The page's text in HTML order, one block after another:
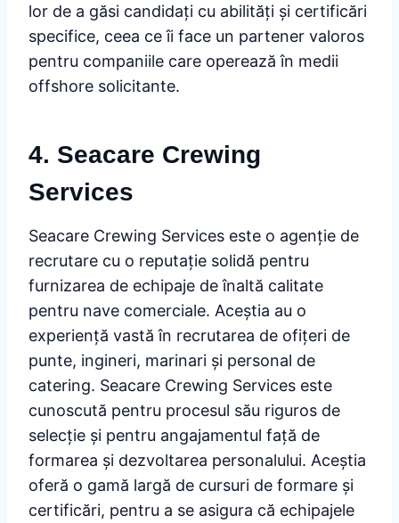
lor de a găsi candidați cu abilități și certificări
specifice, ceea ce îi face un partener valoros
pentru companiile care operează în medii
offshore solicitante.
4. Seacare Crewing
Services
Seacare Crewing Services este o agenție de
recrutare cu o reputație solidă pentru
furnizarea de echipaje de înaltă calitate
pentru nave comerciale. Aceștia au o
experiență vastă în recrutarea de ofițeri de
punte, ingineri, marinari și personal de
catering. Seacare Crewing Services este
cunoscută pentru procesul său riguros de
selecție și pentru angajamentul față de
formarea și dezvoltarea personalului. Aceștia
oferă o gamă largă de cursuri de formare și
certificări, pentru a se asigura că echipajele